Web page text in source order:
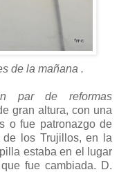
de la mañana .
par de reformas
gran altura, con una
o fue patronazgo de
de los Trujillos, en la
estaba en el lugar
fue cambiada. D.